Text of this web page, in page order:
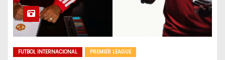
FUTBOL INTERNACIONAL PREMIER LEAGUE